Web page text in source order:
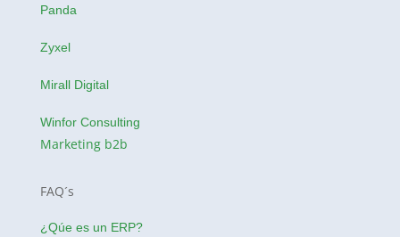
Panda
Zyxel
Mirall Digital
Winfor Consulting
Marketing b2b
FAQ´s
¿Qúe es un ERP?